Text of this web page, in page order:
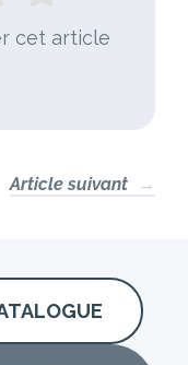
cet article
Article suivant →